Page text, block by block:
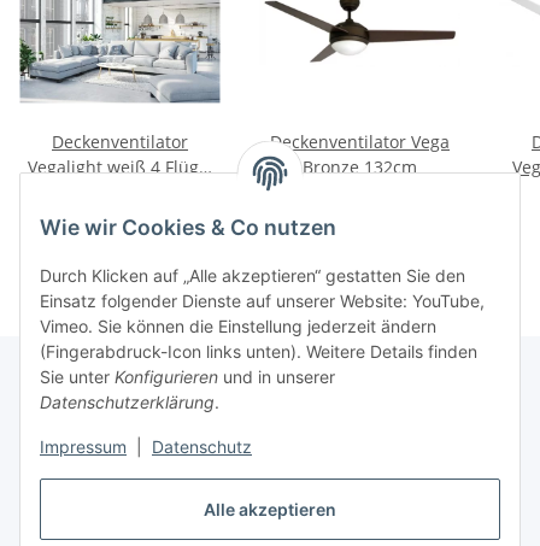
Alle akzeptieren
Wie wir Cookies & Co nutzen
Durch Klicken auf „Alle akzeptieren“ gestatten Sie den
Einsatz folgender Dienste auf unserer Website: YouTube,
Vimeo. Sie können die Einstellung jederzeit ändern
(Fingerabdruck-Icon links unten). Weitere Details finden
Sie unter Konfigurieren und in unserer
Datenschutzerklärung.
Impressum Datenschutz
Deckenventilator
Vegalight weiß 4 Flügel
Deckenventilator Vega
Bronze 132cm